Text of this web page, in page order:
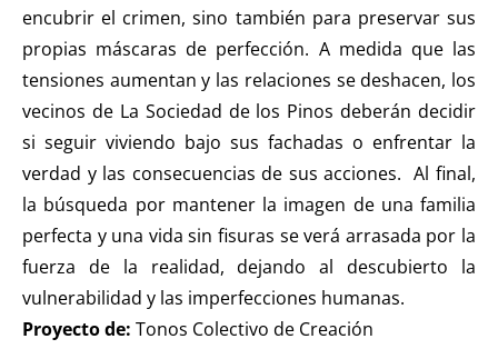
encubrir el crimen, sino también para preservar sus
propias máscaras de perfección. A medida que las
tensiones aumentan y las relaciones se deshacen, los
vecinos de La Sociedad de los Pinos deberán decidir
si seguir viviendo bajo sus fachadas o enfrentar la
verdad y las consecuencias de sus acciones. Al final,
la búsqueda por mantener la imagen de una familia
perfecta y una vida sin fisuras se verá arrasada por la
fuerza de la realidad, dejando al descubierto la
vulnerabilidad y las imperfecciones humanas.
Proyecto de: Tonos Colectivo de Creación